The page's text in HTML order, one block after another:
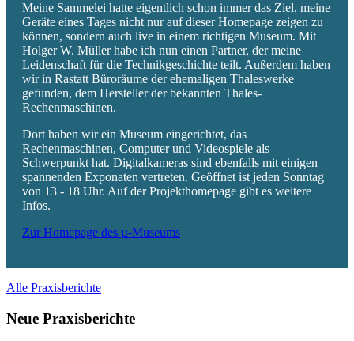
Meine Sammelei hatte eigentlich schon immer das Ziel, meine
Geräte eines Tages nicht nur auf dieser Homepage zeigen zu
können, sondern auch live in einem richtigen Museum. Mit
Holger W. Müller habe ich nun einen Partner, der meine
Leidenschaft für die Technikgeschichte teilt. Außerdem haben
wir in Rastatt Büroräume der ehemaligen Thaleswerke
gefunden, dem Hersteller der bekannten Thales-
Rechenmaschinen.
Dort haben wir ein Museum eingerichtet, das
Rechenmaschinen, Computer und Videospiele als
Schwerpunkt hat. Digitalkameras sind ebenfalls mit einigen
spannenden Exponaten vertreten. Geöffnet ist jeden Sonntag
von 13 - 18 Uhr. Auf der Projekthomepage gibt es weitere
Infos.
Zur Homepage des µ-Museums
Alle Praxisberichte
Neue Praxisberichte